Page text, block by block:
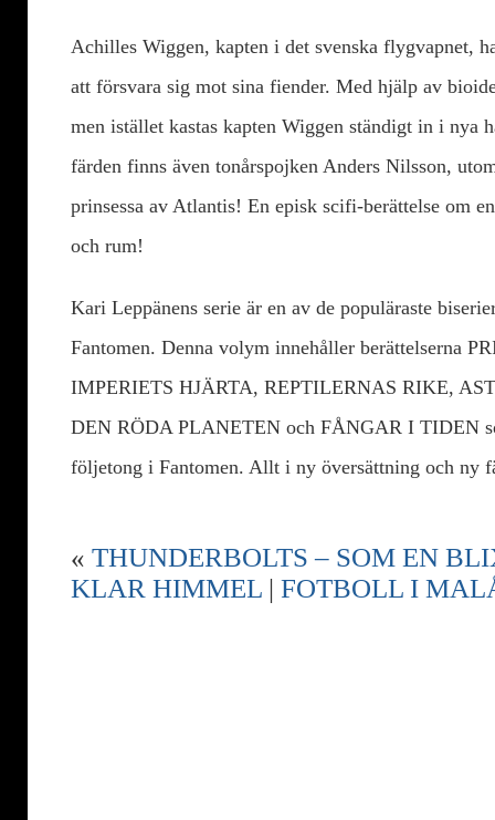
Achilles Wiggen, kapten i det svenska flygvapnet,
att försvara sig mot sina fiender. Med hjälp av
men istället kastas kapten Wiggen ständigt in i nya
färden finns även tonårspojken Anders Nilsson,
prinsessa av Atlantis! En episk scifi-berättelse om
och rum!
Kari Leppänens serie är en av de populäraste
Fantomen. Denna volym innehåller berättelserna
IMPERIETS HJÄRTA, REPTILERNAS RIKE,
DEN RÖDA PLANETEN och FÅNGAR I TIDEN
följetong i Fantomen. Allt i ny översättning och ny
« THUNDERBOLTS – SOM EN
KLAR HIMMEL | FOTBOLL I